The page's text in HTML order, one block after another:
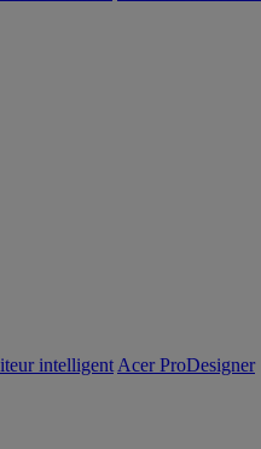
intelligent Acer ProDesigner